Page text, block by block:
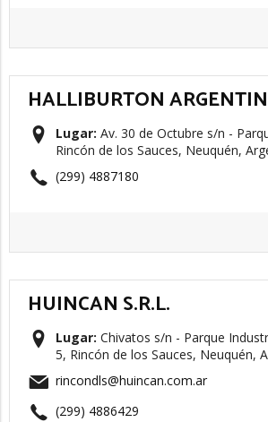
HALLIBURTON
Lugar: Av. 30 de Octubre s/n -
Rincón de los Sauces, Neuquén,
(299) 4887180
HUINCAN S.R.L.
Lugar: Chivatos s/n - Parque
5, Rincón de los Sauces, Neuquén,
rincondls@huincan.com.ar
(299) 4886429